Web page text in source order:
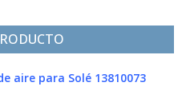
aire para Solé 13810073